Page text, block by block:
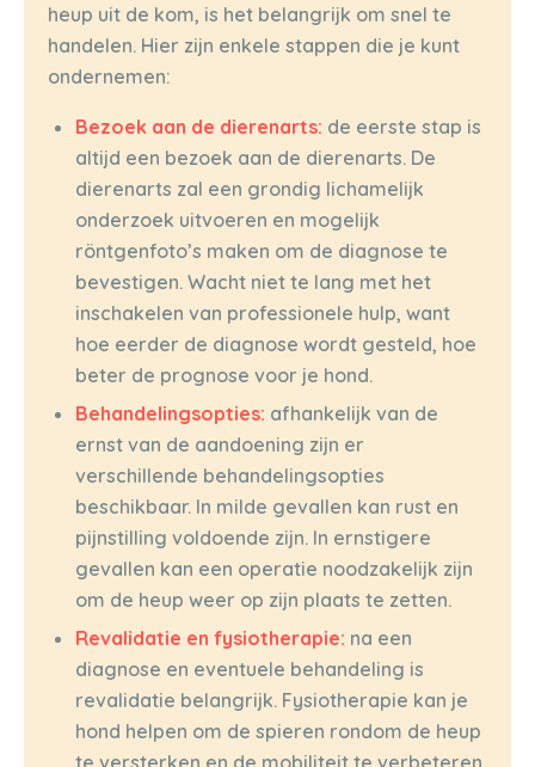
heup uit de kom, is het belangrijk om snel te
handelen. Hier zijn enkele stappen die je kunt
ondernemen:
Bezoek aan de dierenarts: de eerste stap is
altijd een bezoek aan de dierenarts. De
dierenarts zal een grondig lichamelijk
onderzoek uitvoeren en mogelijk
röntgenfoto’s maken om de diagnose te
bevestigen. Wacht niet te lang met het
inschakelen van professionele hulp, want
hoe eerder de diagnose wordt gesteld, hoe
beter de prognose voor je hond.
Behandelingsopties: afhankelijk van de
ernst van de aandoening zijn er
verschillende behandelingsopties
beschikbaar. In milde gevallen kan rust en
pijnstilling voldoende zijn. In ernstigere
gevallen kan een operatie noodzakelijk zijn
om de heup weer op zijn plaats te zetten.
Revalidatie en fysiotherapie: na een
diagnose en eventuele behandeling is
revalidatie belangrijk. Fysiotherapie kan je
hond helpen om de spieren rondom de heup